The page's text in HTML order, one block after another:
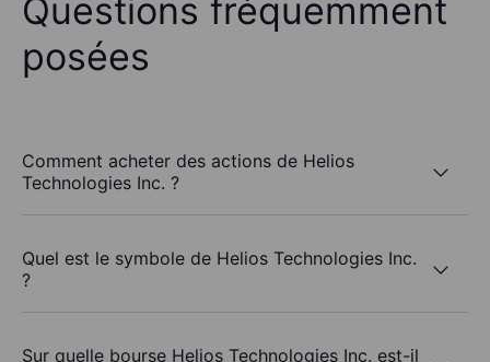
Questions fréquemment
posées
Comment acheter des actions de Helios
Technologies Inc. ?
Quel est le symbole de Helios Technologies Inc.
?
Sur quelle bourse Helios Technologies Inc. est-il